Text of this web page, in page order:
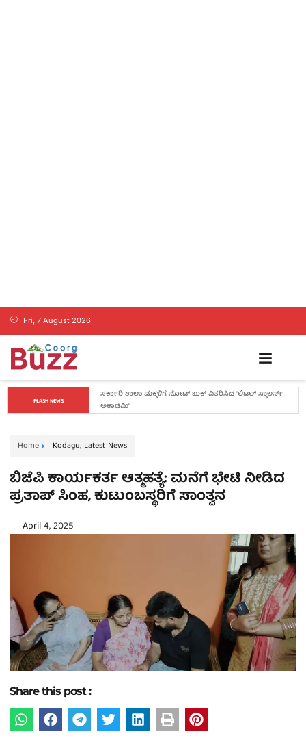
Fri, 7 August 2026
FLASH NEWS
ಕೊಡಗಿನ ಯುವ ನಾಯಕ ಪೊನ್ನಣ್ಣಗೆ ಸಚಿವ ಸ್ಥಾನ..? ನಿಯೋಗದ
ಎದುರು ಸಿಎಂ ಡಿ.ಕೆ. ಶಿವಕುಮಾರ್ ಮಹತ್ವದ ಸುಳಿವು..!
Home Kodagu, Latest News
ಬಿಜೆಪಿ ಕಾರ್ಯಕರ್ತ ಆತ್ಮಹತ್ಯೆ: ಮನೆಗೆ ಭೇಟಿ ನೀಡಿದ
ಪ್ರತಾಪ್ ಸಿಂಹ, ಕುಟುಂಬಸ್ಥರಿಗೆ ಸಾಂತ್ವನ
April 4, 2025
Share this post :